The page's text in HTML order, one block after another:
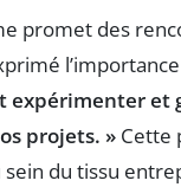
promet des
expérimenter
projets. » Cette
du tissu